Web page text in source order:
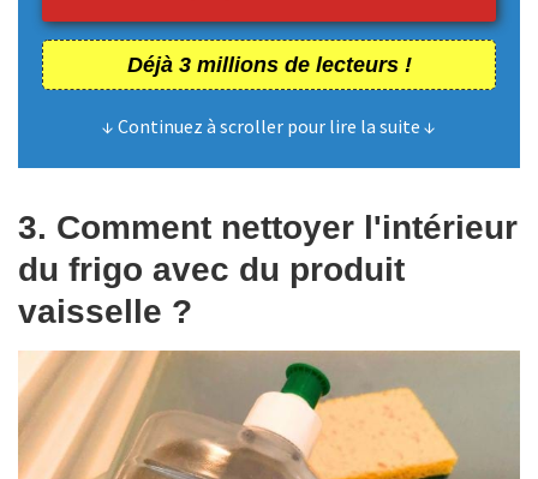
Déjà 3 millions de lecteurs !
↓ Continuez à scroller pour lire la suite ↓
3. Comment nettoyer l'intérieur
du frigo avec du produit
vaisselle ?